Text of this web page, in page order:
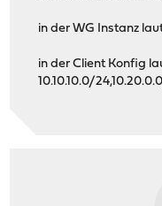
in der WG Instanz
in der Client Konfig
10.10.10.0/